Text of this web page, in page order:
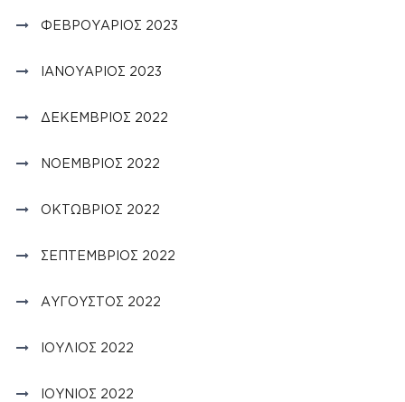
ΦΕΒΡΟΥΆΡΙΟΣ 2023
ΙΑΝΟΥΆΡΙΟΣ 2023
ΔΕΚΈΜΒΡΙΟΣ 2022
ΝΟΈΜΒΡΙΟΣ 2022
ΟΚΤΏΒΡΙΟΣ 2022
ΣΕΠΤΈΜΒΡΙΟΣ 2022
ΑΎΓΟΥΣΤΟΣ 2022
ΙΟΎΛΙΟΣ 2022
ΙΟΎΝΙΟΣ 2022